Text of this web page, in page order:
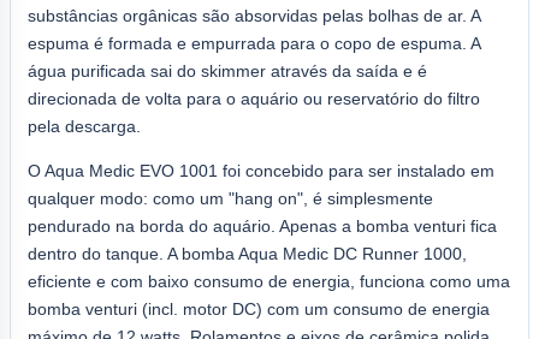
substâncias orgânicas são absorvidas pelas bolhas de ar. A
espuma é formada e empurrada para o copo de espuma. A
água purificada sai do skimmer através da saída e é
direcionada de volta para o aquário ou reservatório do filtro
pela descarga.
O Aqua Medic EVO 1001 foi concebido para ser instalado em
qualquer modo: como um "hang on", é simplesmente
pendurado na borda do aquário. Apenas a bomba venturi fica
dentro do tanque. A bomba Aqua Medic DC Runner 1000,
eficiente e com baixo consumo de energia, funciona como uma
bomba venturi (incl. motor DC) com um consumo de energia